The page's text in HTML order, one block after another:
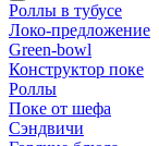
Роллы в тубусе
Локо-предложение
Green-bowl
Конструктор поке
Роллы
Поке от шефа
Сэндвичи